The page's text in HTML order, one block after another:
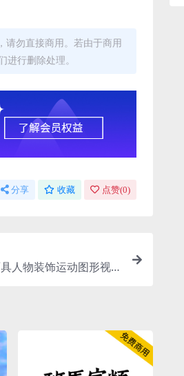
请勿直接商用。若由于商用
行删除处理。
分享 收藏 点赞(0)
人物装饰运动图形视